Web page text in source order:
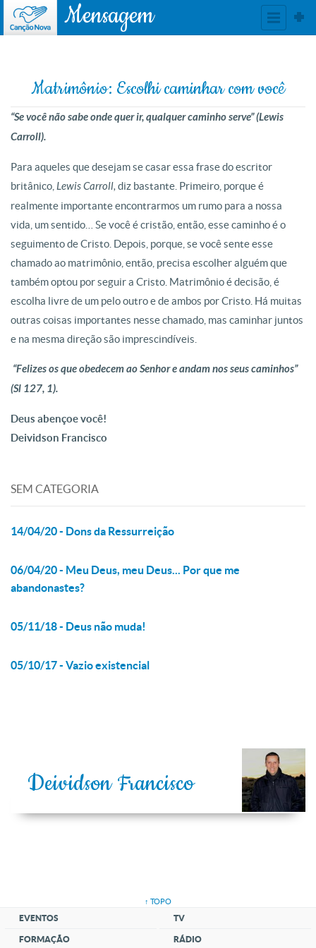
Mensagem
Matrimônio: Escolhi caminhar com você
“Se você não sabe onde quer ir, qualquer caminho serve” (Lewis
Carroll).
Para aqueles que desejam se casar essa frase do escritor
britânico, Lewis Carroll,diz bastante. Primeiro, porque é
realmente importante encontrarmos um rumo para a nossa
vida, um sentido… Se você é cristão, então, esse caminho é o
seguimento de Cristo. Depois, porque, se você sente esse
chamado ao matrimônio, então, precisa escolher alguém que
também optou por seguir a Cristo. Matrimônio é decisão, é
escolha livre de um pelo outro e de ambos por Cristo. Há muitas
outras coisas importantes nesse chamado, mas caminhar juntos
e na mesma direção são imprescindíveis.
“Felizes os que obedecem ao Senhor e andam nos seus caminhos”
(Sl 127, 1).
Deus abençoe você!
Deividson Francisco
SEM CATEGORIA
14/04/20 - Dons da Ressurreição
06/04/20 - Meu Deus, meu Deus... Por que me
abandonastes?
05/11/18 - Deus não muda!
05/10/17 - Vazio existencial
Deividson Francisco
↑ TOPO
EVENTOS
FORMAÇÃO
TV
RÁDIO